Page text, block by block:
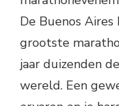
De Buenos Aires
grootste
jaar duizenden
wereld. Een